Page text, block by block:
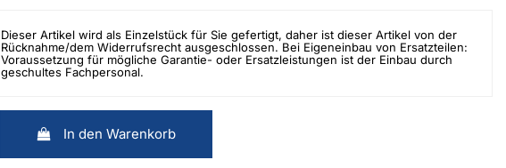
Dieser Artikel wird als Einzelstück für Sie gefertigt, daher ist dieser Artikel von der
Rücknahme/dem Widerrufsrecht ausgeschlossen. Bei Eigeneinbau von Ersatzteilen:
Voraussetzung für mögliche Garantie- oder Ersatzleistungen ist der Einbau durch
geschultes Fachpersonal.
In den Warenkorb